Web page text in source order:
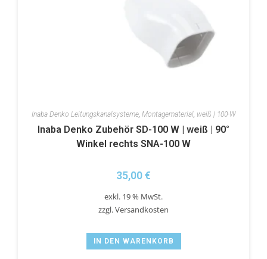
Inaba Denko Leitungskanalsysteme, Montagematerial, weiß | 100-W
Inaba Denko Zubehör SD-100 W | weiß | 90°
Winkel rechts SNA-100 W
35,00€
exkl. 19 % MwSt.
zzgl.Versandkosten
IN DEN WARENKORB